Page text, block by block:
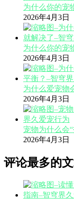
为什么你的宠
2026年4月3日
为什么你的宠
2026年4月3日
为什么爱宠物
2026年4月3日
宠物为什么会
2026年4月3日
评论最多的